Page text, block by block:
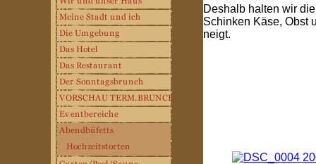
Deshalb halten wir
Schinken Käse, Obst
neigt.